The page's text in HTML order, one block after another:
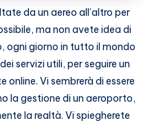
da un aereo all’altro per
ma non avete idea di
ogni giorno in tutto il mondo
servizi utili, per seguire un
Vi sembrerà di essere
la gestione di un aeroporto,
la realtà. Vi spiegherete